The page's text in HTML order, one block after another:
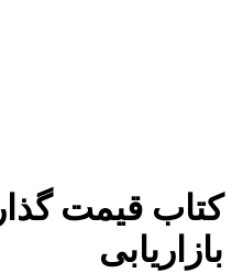
کتاب قیمت
بازاریابی